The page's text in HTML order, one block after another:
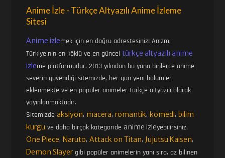
Anime İzle - Türkçe Altyazılı Anime İzleme
Sitesi
Anime izlemek için en doğru adrestesiniz! Anizm,
Türkiye'nin en köklü ve en günceltürkçe altyazılı anime
izleme platformudur. 2013 yılından bu yana binlerce anime
severin güvendiği sitemizde, her gün yeni bölümler
eklenmekte ve en popüler animeler türkçe altyazılı olarak
yayınlanmaktadır.
Sitemizdeaksiyon, macera,romantik, komedi, bilim
kurgu ve daha birçok kategoride anime izleyebilirsiniz.
One Piece, Naruto,Attack on Titan, Jujutsu Kaisen,
Demon Slayer gibi popüler animelerin yanı sıra, az bilinen